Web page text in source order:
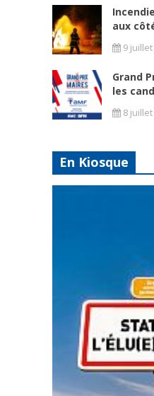
aux
9
Grand
les
8
En Kiosque